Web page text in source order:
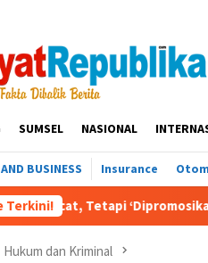
SUMSEL NASIONAL
BUSINESS Insurance
Terkini!
‘Dipromosikan’? Skenario Soft
Hukum dan Kriminal